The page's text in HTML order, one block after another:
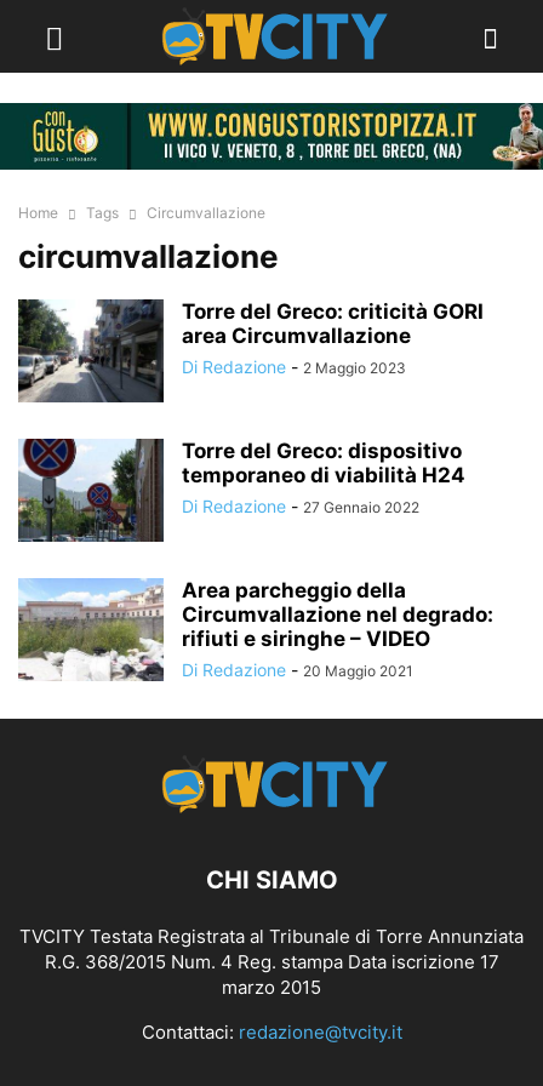
Home Tags Circumvallazione
circumvallazione
Torre del Greco: criticità GORI
area Circumvallazione
Di Redazione - 2 Maggio 2023
Torre del Greco: dispositivo
temporaneo di viabilità H24
Di Redazione - 27 Gennaio 2022
Area parcheggio della
Circumvallazione nel degrado:
rifiuti e siringhe – VIDEO
Di Redazione - 20 Maggio 2021
CHI SIAMO
TVCITY Testata Registrata al Tribunale di Torre Annunziata
R.G. 368/2015 Num. 4 Reg. stampa Data iscrizione 17
marzo 2015
Contattaci: redazione@tvcity.it